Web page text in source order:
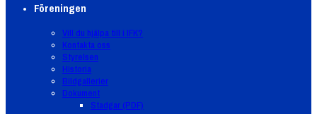
Föreningen
Vill du hjälpa till i IFK?
Kontakta oss
Styrelsen
Historia
Bildgallerier
Dokument
Stadgar (PDF)